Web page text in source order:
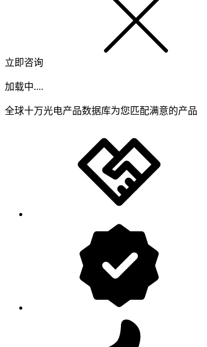
立即咨询
加载中....
全球十万光电产品数据库为您匹配满意的产品